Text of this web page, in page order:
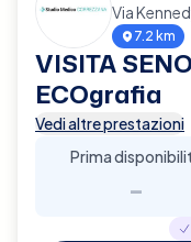
Via
7.2 km
VISITA
ECOgrafia
Vedi altre prestazioni
Prima
-